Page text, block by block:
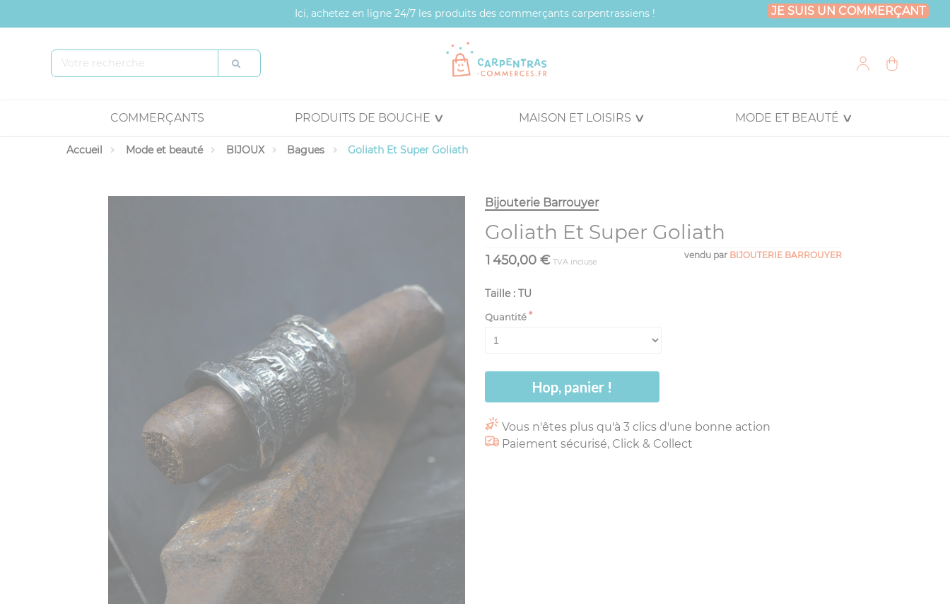
Ici, achetez en ligne 24/7 les produits des commerçants carpentrassiens ! JE SUIS UN COMMERÇANT
COMMERÇANTS PRODUITS DE BOUCHE MAISON ET LOISIRS MODE ET BEAUTÉ
Accueil Mode et beauté BIJOUX Bagues Goliath Et Super Goliath
Bijouterie Barrouyer
Goliath Et Super Goliath
vendu par BIJOUTERIE BARROUYER
1 450,00 € TVA incluse
Taille : TU
Quantité
Hop, panier !
Vous n'êtes plus qu'à 3 clics d'une bonne action
Paiement sécurisé, Click & Collect